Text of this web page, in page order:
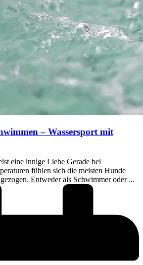
– Wassersport mit
eine innige Liebe Gerade bei
fühlen sich die meisten Hunde
Entweder als Schwimmer oder ...